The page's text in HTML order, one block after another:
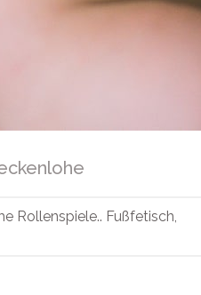
Rollenspiele.. Fußfetisch,